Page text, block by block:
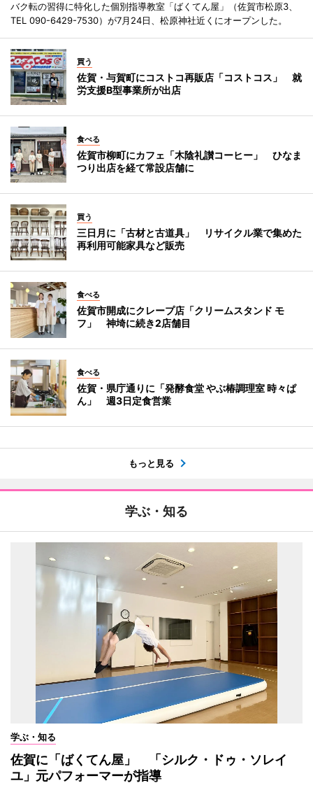
バク転の習得に特化した個別指導教室「ばくてん屋」（佐賀市松原3、
TEL 090-6429-7530）が7月24日、松原神社近くにオープンした。
買う
佐賀・与賀町にコストコ再販店「コストコス」 就
労支援B型事業所が出店
食べる
佐賀市柳町にカフェ「木陰礼讃コーヒー」 ひなま
つり出店を経て常設店舗に
買う
三日月に「古材と古道具」 リサイクル業で集めた
再利用可能家具など販売
食べる
佐賀市開成にクレープ店「クリームスタンド モ
フ」 神埼に続き2店舗目
食べる
佐賀・県庁通りに「発酵食堂 やぶ椿調理室 時々ぱ
ん」 週3日定食営業
もっと見る
学ぶ・知る
学ぶ・知る
佐賀に「ばくてん屋」 「シルク・ドゥ・ソレイ
ユ」元パフォーマーが指導